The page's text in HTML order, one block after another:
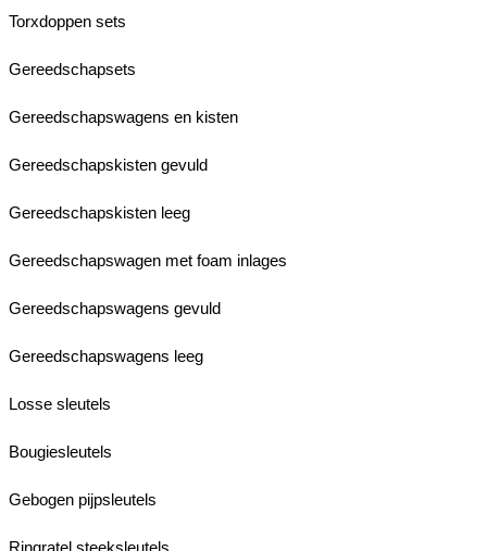
Torxdoppen sets
Gereedschapsets
Gereedschapswagens en kisten
Gereedschapskisten gevuld
Gereedschapskisten leeg
Gereedschapswagen met foam inlages
Gereedschapswagens gevuld
Gereedschapswagens leeg
Losse sleutels
Bougiesleutels
Gebogen pijpsleutels
Ringratel steeksleutels